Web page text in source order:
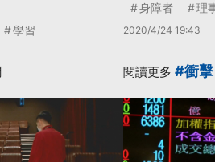
學習
身障者 理
2020/4/24 19:43
閱讀更多 #衝擊